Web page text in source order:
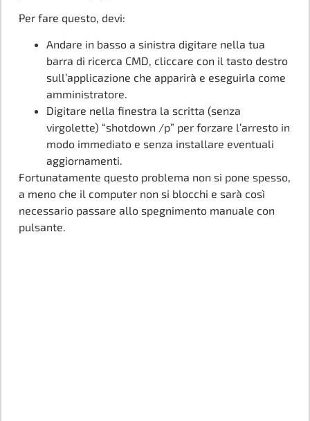
Per fare questo, devi:
Andare in basso a sinistra digitare nella tua
barra di ricerca CMD, cliccare con il tasto destro
sull’applicazione che apparirà e eseguirla come
amministratore.
Digitare nella finestra la scritta (senza
virgolette) “shotdown /p” per forzare l’arresto in
modo immediato e senza installare eventuali
aggiornamenti.
Fortunatamente questo problema non si pone spesso,
a meno che il computer non si blocchi e sarà così
necessario passare allo spegnimento manuale con
pulsante.